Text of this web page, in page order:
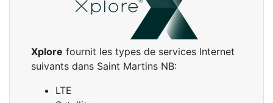
Xplore fournit les types de services Internet
suivants dans Saint Martins NB:
LTE